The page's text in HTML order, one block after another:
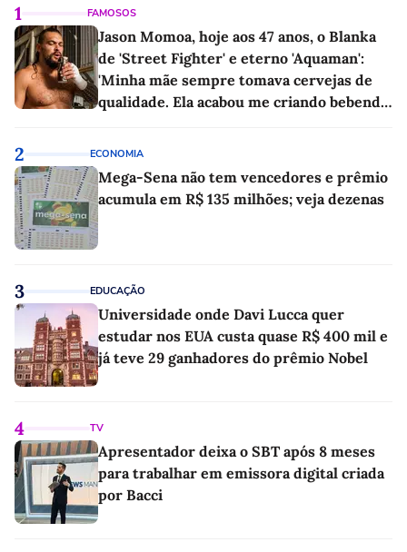
1 FAMOSOS
Jason Momoa, hoje aos 47 anos, o Blanka
de 'Street Fighter' e eterno 'Aquaman':
'Minha mãe sempre tomava cervejas de
qualidade. Ela acabou me criando bebendo
2 ECONOMIA
Mega-Sena não tem vencedores e prêmio
acumula em R$ 135 milhões; veja dezenas
3 EDUCAÇÃO
Universidade onde Davi Lucca quer
estudar nos EUA custa quase R$ 400 mil e
já teve 29 ganhadores do prêmio Nobel
4 TV
Apresentador deixa o SBT após 8 meses
para trabalhar em emissora digital criada
por Bacci